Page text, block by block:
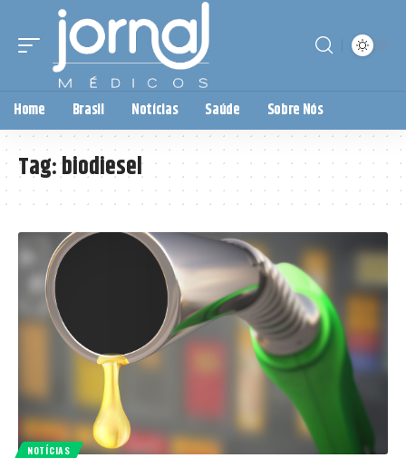
Home Brasil Notícias Saúde Sobre Nós
Tag:biodiesel
NOTÍCIAS